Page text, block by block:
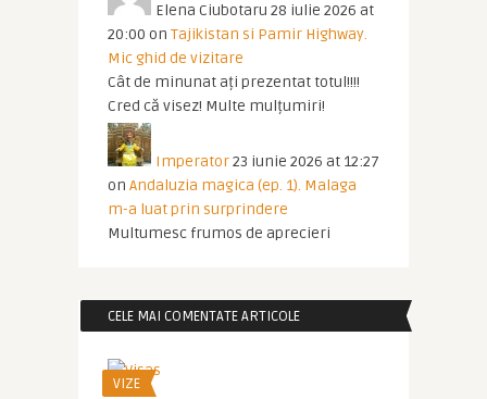
Elena Ciubotaru 28 iulie 2026 at
20:00 on Tajikistan si Pamir Highway.
Mic ghid de vizitare
Cât de minunat ați prezentat totul!!!!
Cred că visez! Multe mulțumiri!
Imperator23 iunie 2026 at 12:27
on Andaluzia magica (ep. 1). Malaga
m-a luat prin surprindere
Multumesc frumos de aprecieri
CELE MAI COMENTATE ARTICOLE
VIZE